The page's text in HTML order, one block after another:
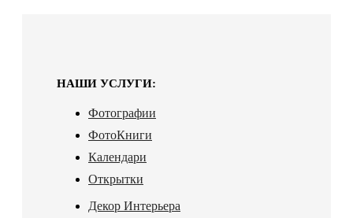
НАШИ УСЛУГИ:
Фотографии
ФотоКниги
Календари
Открытки
Декор Интерьера